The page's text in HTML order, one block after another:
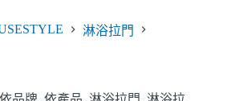
淋浴拉門